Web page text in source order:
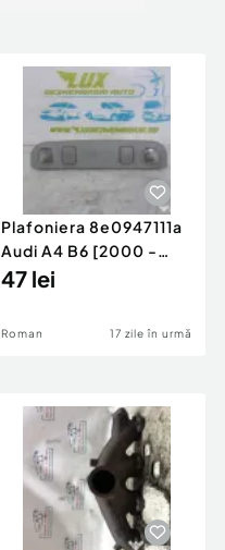
Plafoniera 8e0947111a
Audi A4 B6 [2000 -
2005]
47 lei
Roman 17 zile în urmă